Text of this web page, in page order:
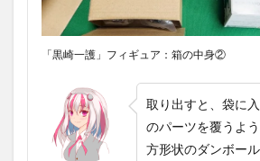
「黒崎一護」フィギュア：箱の中身②
取り出すと、袋に
のパーツを覆うよ
方形状のダンボー